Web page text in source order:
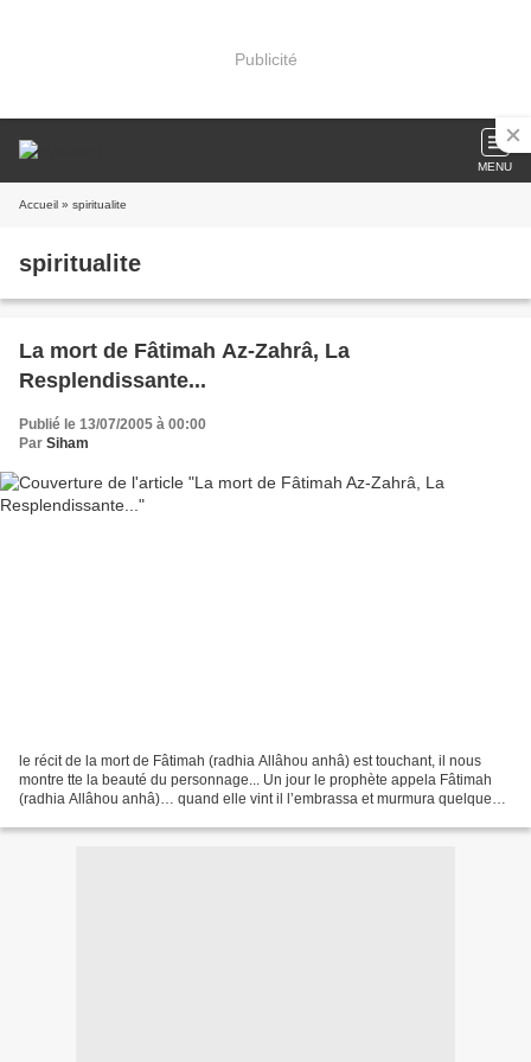
Publicité
MENU
Accueil » spiritualite
spiritualite
La mort de Fâtimah Az-Zahrâ, La
Resplendissante...
Publié le 13/07/2005 à 00:00
Par Siham
le récit de la mort de Fâtimah (radhia Allâhou anhâ) est touchant, il nous
montre tte la beauté du personnage... Un jour le prophète appela Fâtimah
(radhia Allâhou anhâ)… quand elle vint il l’embrassa et murmura quelques